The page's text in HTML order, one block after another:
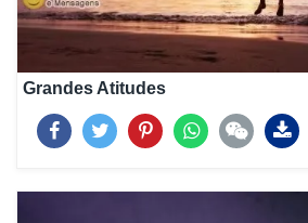
Grandes Atitudes